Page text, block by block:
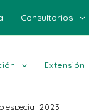
Consultorios
Extensión
especial 2023